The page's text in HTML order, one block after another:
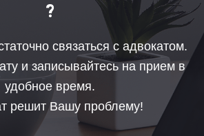
?
связаться с адвокатом.
и записывайтесь на прием в
удобное время.
решит Вашу проблему!